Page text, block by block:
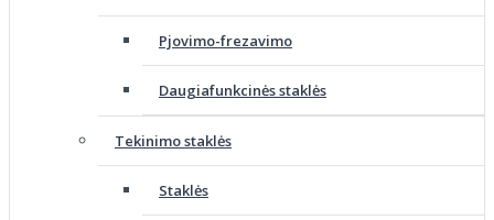
Pjovimo-frezavimo
Daugiafunkcinės staklės
Tekinimo staklės
Staklės